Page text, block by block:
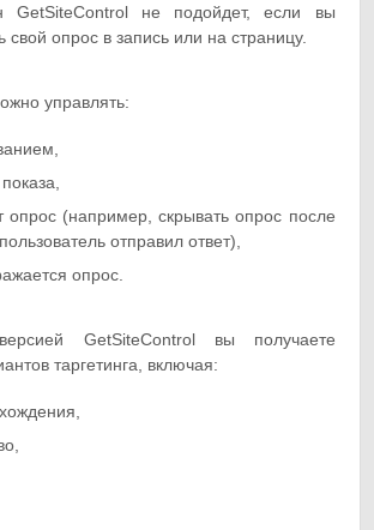
GetSiteControl не подойдет, если вы
свой опрос в запись или на страницу.
управлять:
опрос (например, скрывать опрос после
отправил ответ),
опрос.
GetSiteControl вы получаете
таргетинга, включая: